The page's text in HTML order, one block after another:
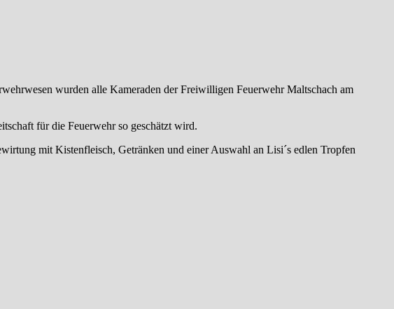
wurden alle Kameraden der Freiwilligen Feuerwehr Maltschach am
für die Feuerwehr so geschätzt wird.
mit Kistenfleisch, Getränken und einer Auswahl an Lisi´s edlen Tropfen